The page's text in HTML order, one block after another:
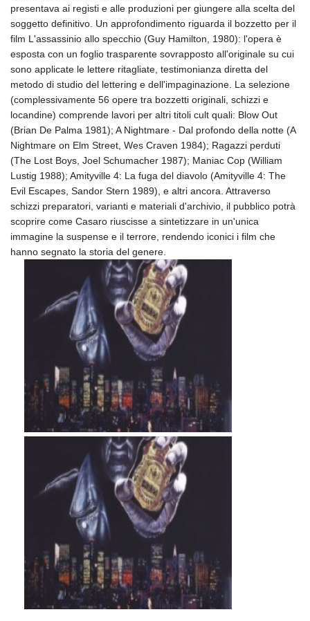
presentava ai registi e alle produzioni per giungere alla scelta del
soggetto definitivo. Un approfondimento riguarda il bozzetto per il
film L'assassinio allo specchio (Guy Hamilton, 1980): l'opera è
esposta con un foglio trasparente sovrapposto all'originale su cui
sono applicate le lettere ritagliate, testimonianza diretta del
metodo di studio del lettering e dell'impaginazione. La selezione
(complessivamente 56 opere tra bozzetti originali, schizzi e
locandine) comprende lavori per altri titoli cult quali: Blow Out
(Brian De Palma 1981); A Nightmare - Dal profondo della notte (A
Nightmare on Elm Street, Wes Craven 1984); Ragazzi perduti
(The Lost Boys, Joel Schumacher 1987); Maniac Cop (William
Lustig 1988); Amityville 4: La fuga del diavolo (Amityville 4: The
Evil Escapes, Sandor Stern 1989), e altri ancora. Attraverso
schizzi preparatori, varianti e materiali d'archivio, il pubblico potrà
scoprire come Casaro riuscisse a sintetizzare in un'unica
immagine la suspense e il terrore, rendendo iconici i film che
hanno segnato la storia del genere.